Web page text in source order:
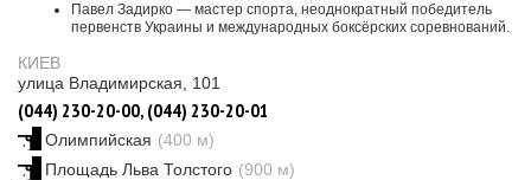
Павел Задирко — мастер спорта, неоднократный победитель
первенств Украины и международных боксёрских соревнований.
КИЕВ
улица Владимирская, 101
(044) 230-20-00, (044) 230-20-01
Олимпийская (400 м)
Площадь Льва Толстого (900 м)